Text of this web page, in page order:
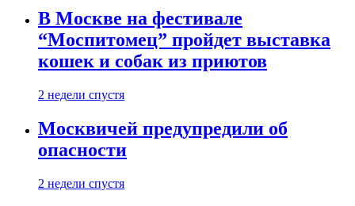
В Москве на фестивале
“Моспитомец” пройдет выставка
кошек и собак из приютов
2 недели спустя
Москвичей предупредили об
опасности
2 недели спустя